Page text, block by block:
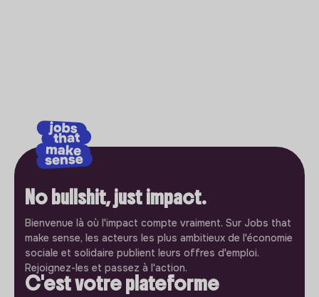
No bullshit, just impact.
Bienvenue là où l'impact compte vraiment. Sur Jobs that
make sense, les acteurs les plus ambitieux de l'économie
sociale et solidaire publient leurs offres d'emploi.
Rejoignez-les et passez à l'action.
C'est votre plateforme